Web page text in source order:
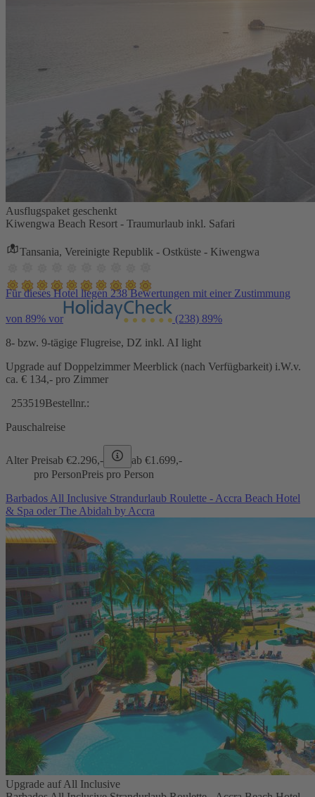
Ausflugspaket geschenkt
Kiwengwa Beach Resort - Traumurlaub inkl. Safari
Tansania, Vereinigte Republik - Ostküste - Kiwengwa
Für dieses Hotel liegen 238 Bewertungen mit einer Zustimmung
von 89% vor (238) 89%
8- bzw. 9-tägige Flugreise, DZ inkl. AI light
Upgrade auf Doppelzimmer Meerblick (nach Verfügbarkeit) i.W.v.
ca. € 134,- pro Zimmer
253519Bestellnr.:
Pauschalreise
Alter Preisab €2.296,- ab €1.699,-
pro PersonPreis pro Person
Barbados All Inclusive Strandurlaub Roulette - Accra Beach Hotel
& Spa oder The Abidah by Accra
Upgrade auf All Inclusive